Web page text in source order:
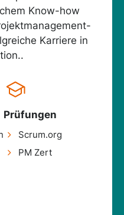
Know-how
Karriere in
Prüfungen
Scrum.org
PM Zert